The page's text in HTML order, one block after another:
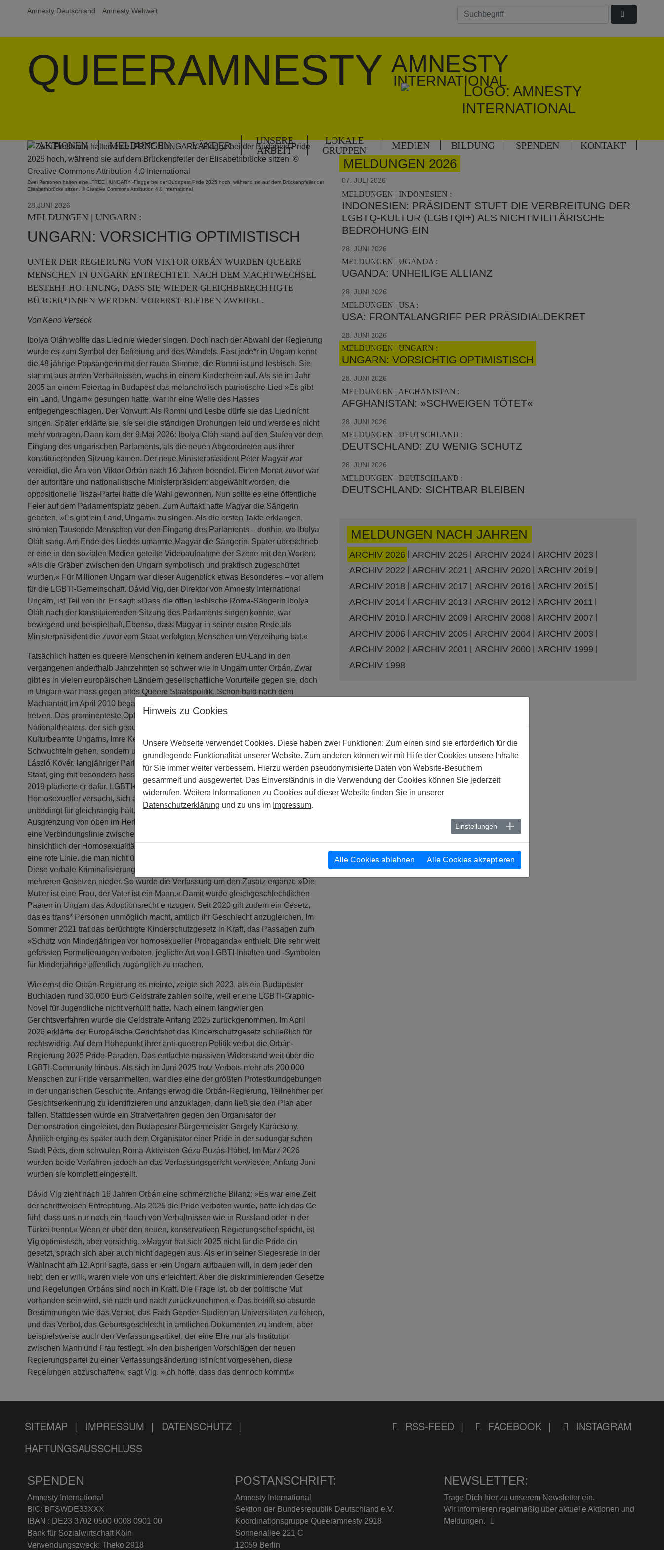
Amnesty Deutschland Amnesty Weltweit
QUEERAMNESTY AMNESTY
INTERNATIONAL
AKTIONEN MELDUNGEN LÄNDER
UNSERE
ARBEIT
LOKALE
GRUPPEN
MEDIEN BILDUNG SPENDEN KONTAKT
Zwei Personen halten eine „FREE HUNGARY“-Flagge bei der Budapest Pride 2025 hoch, während sie auf dem Brückenpfeiler der
Elisabethbrücke sitzen. © Creative Commons Attribution 4.0 International
28.JUNI 2026
MELDUNGEN | UNGARN :
UNGARN: VORSICHTIG OPTIMISTISCH
UNTER DER REGIERUNG VON VIKTOR ORBÁN WURDEN QUEERE
MENSCHEN IN UNGARN ENTRECHTET. NACH DEM MACHTWECHSEL
BESTEHT HOFFNUNG, DASS SIE WIEDER GLEICHBERECHTIGTE
BÜRGER*INNEN WERDEN. VORERST BLEIBEN ZWEIFEL.
Von Keno Verseck
Ibolya Oláh wollte das Lied nie wieder singen. Doch nach der Abwahl der Regierung
wurde es zum Symbol der Befreiung und des Wandels. Fast jede*r in Ungarn kennt
die 48 jährige Popsängerin mit der rauen Stimme, die Romni ist und lesbisch. Sie
stammt aus armen Verhältnissen, wuchs in einem Kinderheim auf. Als sie im Jahr
2005 an einem Feiertag in Budapest das melancholisch-patriotische Lied »Es gibt
ein Land, Ungarn« gesungen hatte, war ihr eine Welle des Hasses
entgegengeschlagen. Der Vorwurf: Als Romni und Lesbe dürfe sie das Lied nicht
singen. Später erklärte sie, sie sei die ständigen Drohungen leid und werde es nicht
mehr vortragen. Dann kam der 9.Mai 2026: Ibolya Oláh stand auf den Stufen vor dem
Eingang des ungarischen Parlaments, als die neuen Abgeordneten aus ihrer
konstituierenden Sitzung kamen. Der neue Ministerpräsident Péter Magyar war
vereidigt, die Ära von Viktor Orbán nach 16 Jahren beendet. Einen Monat zuvor war
der autoritäre und nationalistische Ministerpräsident abgewählt worden, die
oppositionelle Tisza-Partei hatte die Wahl gewonnen. Nun sollte es eine öffentliche
Feier auf dem Parlamentsplatz geben. Zum Auftakt hatte Magyar die Sängerin
gebeten, »Es gibt ein Land, Ungarn« zu singen. Als die ersten Takte erklangen,
strömten Tausende Menschen vor den Eingang des Parlaments – dorthin, wo Ibolya
Oláh sang. Am Ende des Liedes umarmte Magyar die Sängerin. Später überschrieb
er eine in den sozialen Medien geteilte Videoaufnahme der Szene mit den Worten:
»Als die Gräben zwischen den Ungarn symbolisch und praktisch zugeschüttet
wurden.« Für Millionen Ungarn war dieser Augenblick etwas Besonderes – vor allem
für die LGBTI-Gemeinschaft. Dávid Vig, der Direktor von Amnesty International
Ungarn, ist Teil von ihr. Er sagt: »Dass die offen lesbische Roma-Sängerin Ibolya
Oláh nach der konstituierenden Sitzung des Parlaments singen konnte, war
bewegend und beispielhaft. Ebenso, dass Magyar in seiner ersten Rede als
Ministerpräsident die zuvor vom Staat verfolgten Menschen um Verzeihung bat.«
Tatsächlich hatten es queere Menschen in keinem anderen EU-Land in den
vergangenen anderthalb Jahrzehnten so schwer wie in Ungarn unter Orbán. Zwar
gibt es in vielen europäischen Ländern gesellschaftliche Vorurteile gegen sie, doch
in Ungarn war Hass gegen alles Queere Staatspolitik. Schon bald nach dem
Machtantritt im April 2010 begann Orbáns Regierung gegen Schwule und Lesben zu
hetzen. Das prominenteste Opfer war Róbert Alföldi, ehemals Intendant des
Nationaltheaters, der sich geoutet hatte. Im Jahr 2013 sagte der damalige oberste
Kulturbeamte Ungarns, Imre Kerényi, es solle im Theater »nicht mehr um
Schwuchteln gehen, sondern um Liebe, Ehre und Treue«. Der enge Orbán-Freund
László Kövér, langjähriger Parlamentspräsident und formal die Nummer zwei im
Staat, ging mit besonders hasserfüllten Aussagen in die ungarische Geschichte ein.
2019 plädierte er dafür, LGBTI+ als minderwertig einzustufen: »Ein normaler
Homosexueller versucht, sich an die Weltordnung anzupassen, indem er sich nicht
unbedingt für gleichrangig hält.« Eine neue Qualität erreichten Hass und
Ausgrenzung von oben im Herbst 2020. Damals zog Orbán zum ersten Mal offen
eine Verbindungslinie zwischen Homosexualität und Pädophilie: »Ungarn ist
hinsichtlich der Homosexualität ein tolerantes, ein geduldiges Land. Doch gibt es
eine rote Linie, die man nicht über schreiten darf: Lasst unsere Kinder zufrieden!«
Diese verbale Kriminalisierung wurde fortan ein inoffizielles Motto und schlug sich in
mehreren Gesetzen nieder. So wurde die Verfassung um den Zusatz ergänzt: »Die
Mutter ist eine Frau, der Vater ist ein Mann.« Damit wurde gleichgeschlechtlichen
Paaren in Ungarn das Adoptionsrecht entzogen. Seit 2020 gilt zudem ein Gesetz,
das es trans* Personen unmöglich macht, amtlich ihr Geschlecht anzugleichen. Im
Sommer 2021 trat das berüchtigte Kinderschutzgesetz in Kraft, das Passagen zum
»Schutz von Minderjährigen vor homosexueller Propaganda« enthielt. Die sehr weit
gefassten Formulierungen verboten, jegliche Art von LGBTI-Inhalten und -Symbolen
für Minderjährige öffentlich zugänglich zu machen.
Wie ernst die Orbán-Regierung es meinte, zeigte sich 2023, als ein Budapester
Buchladen rund 30.000 Euro Geldstrafe zahlen sollte, weil er eine LGBTI-Graphic-
Novel für Jugendliche nicht verhüllt hatte. Nach einem langwierigen
Gerichtsverfahren wurde die Geldstrafe Anfang 2025 zurückgenommen. Im April
2026 erklärte der Europäische Gerichtshof das Kinderschutzgesetz schließlich für
rechtswidrig. Auf dem Höhepunkt ihrer anti-queeren Politik verbot die Orbán-
Regierung 2025 Pride-Paraden. Das entfachte massiven Widerstand weit über die
LGBTI-Community hinaus. Als sich im Juni 2025 trotz Verbots mehr als 200.000
Menschen zur Pride versammelten, war dies eine der größten Protestkundgebungen
in der ungarischen Geschichte. Anfangs erwog die Orbán-Regierung, Teilnehmer per
Gesichtserkennung zu identifizieren und anzuklagen, dann ließ sie den Plan aber
fallen. Stattdessen wurde ein Strafverfahren gegen den Organisator der
Demonstration eingeleitet, den Budapester Bürgermeister Gergely Karácsony.
Ähnlich erging es später auch dem Organisator einer Pride in der südungarischen
Stadt Pécs, dem schwulen Roma-Aktivisten Géza Buzás-Hábel. Im März 2026
wurden beide Verfahren jedoch an das Verfassungsgericht verwiesen, Anfang Juni
wurden sie komplett eingestellt.
Dávid Vig zieht nach 16 Jahren Orbán eine schmerzliche Bilanz: »Es war eine Zeit
der schrittweisen Entrechtung. Als 2025 die Pride verboten wurde, hatte ich das Ge
fühl, dass uns nur noch ein Hauch von Verhältnissen wie in Russland oder in der
Türkei trennt.« Wenn er über den neuen, konservativen Regierungschef spricht, ist
Vig optimistisch, aber vorsichtig. »Magyar hat sich 2025 nicht für die Pride ein
gesetzt, sprach sich aber auch nicht dagegen aus. Als er in seiner Siegesrede in der
Wahlnacht am 12.April sagte, dass er ›ein Ungarn aufbauen will, in dem jeder den
liebt, den er will‹, waren viele von uns erleichtert. Aber die diskriminierenden Gesetze
und Regelungen Orbáns sind noch in Kraft. Die Frage ist, ob der politische Mut
vorhanden sein wird, sie nach und nach zurückzunehmen.« Das betrifft so absurde
Bestimmungen wie das Verbot, das Fach Gender-Studien an Universitäten zu lehren,
und das Verbot, das Geburtsgeschlecht in amtlichen Dokumenten zu ändern, aber
beispielsweise auch den Verfassungsartikel, der eine Ehe nur als Institution
zwischen Mann und Frau festlegt. »In den bisherigen Vorschlägen der neuen
Regierungspartei zu einer Verfassungsänderung ist nicht vorgesehen, diese
Regelungen abzuschaffen«, sagt Vig. »Ich hoffe, dass das dennoch kommt.«
MELDUNGEN 2026
07. JULI 2026
MELDUNGEN | INDONESIEN :
INDONESIEN: PRÄSIDENT STUFT DIE VERBREITUNG DER
LGBTQ-KULTUR (LGBTQI+) ALS NICHTMILITÄRISCHE
BEDROHUNG EIN
28. JUNI 2026
MELDUNGEN | UGANDA :
UGANDA: UNHEILIGE ALLIANZ
28. JUNI 2026
MELDUNGEN | USA :
USA: FRONTALANGRIFF PER PRÄSIDIALDEKRET
28. JUNI 2026
MELDUNGEN | UNGARN :
UNGARN: VORSICHTIG OPTIMISTISCH
28. JUNI 2026
MELDUNGEN | AFGHANISTAN :
AFGHANISTAN: »SCHWEIGEN TÖTET«
28. JUNI 2026
MELDUNGEN | DEUTSCHLAND :
DEUTSCHLAND: ZU WENIG SCHUTZ
28. JUNI 2026
MELDUNGEN | DEUTSCHLAND :
DEUTSCHLAND: SICHTBAR BLEIBEN
MELDUNGEN NACH JAHREN
ARCHIV 2026 ARCHIV 2025 ARCHIV 2024
ARCHIV 2023
ARCHIV 2022
ARCHIV 2021 ARCHIV 2020
ARCHIV 2019
ARCHIV 2018
ARCHIV 2017 ARCHIV 2016
ARCHIV 2015
ARCHIV 2014
ARCHIV 2013 ARCHIV 2012
ARCHIV 2011
ARCHIV 2010
ARCHIV 2009 ARCHIV 2008
ARCHIV 2007
ARCHIV 2006
ARCHIV 2005 ARCHIV 2004
ARCHIV 2003
ARCHIV 2002
ARCHIV 2001 ARCHIV 2000
ARCHIV 1999
ARCHIV 1998
SITEMAP IMPRESSUM
DATENSCHUTZ
HAFTUNGSAUSSCHLUSS
RSS-FEED FACEBOOK INSTAGRAM
SPENDEN
Amnesty International
BIC: BFSWDE33XXX
IBAN : DE23 3702 0500 0008 0901 00
Bank für Sozialwirtschaft Köln
Verwendungszweck: Theko 2918
POSTANSCHRIFT:
Amnesty International
Sektion der Bundesrepublik Deutschland e.V.
Koordinationsgruppe Queeramnesty 2918
Sonnenallee 221 C
12059 Berlin
NEWSLETTER:
Trage Dich hier zu unserem Newsletter ein.
Wir informieren regelmäßig über aktuelle Aktionen und
Meldungen.
Hinweis zu Cookies
Unsere Webseite verwendet Cookies. Diese haben zwei Funktionen: Zum einen sind sie erforderlich für die
grundlegende Funktionalität unserer Website. Zum anderen können wir mit Hilfe der Cookies unsere Inhalte
für Sie immer weiter verbessern. Hierzu werden pseudonymisierte Daten von Website-Besuchern
gesammelt und ausgewertet. Das Einverständnis in die Verwendung der Cookies können Sie jederzeit
widerrufen. Weitere Informationen zu Cookies auf dieser Website finden Sie in unserer
Datenschutzerklärung und zu uns im Impressum.
Einstellungen
Alle Cookies ablehnen Alle Cookies akzeptieren